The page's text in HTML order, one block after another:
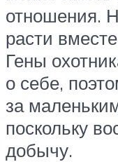
отношения.
расти
Гены
о себе,
за
поскольку
добычу.